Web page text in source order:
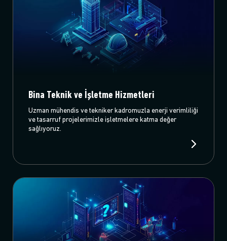
Bina Teknik ve İşletme Hizmetleri
Uzman mühendis ve tekniker kadromuzla enerji verimliliği
ve tasarruf projelerimizle işletmelere katma değer
sağlıyoruz.